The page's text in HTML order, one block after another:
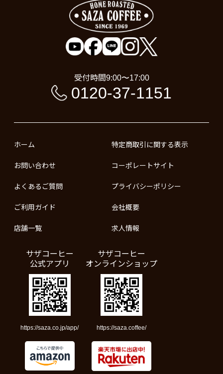
受付時間9:00〜17:00
0120-37-1151
ホーム
お問い合わせ
よくあるご質問
ご利用ガイド
店舗一覧
特定商取引に関する表示
コーポレートサイト
プライバシーポリシー
会社概要
求人情報
サザコーヒー
公式アプリ
https://saza.co.jp/app/
サザコーヒー
オンラインショップ
https://saza.coffee/